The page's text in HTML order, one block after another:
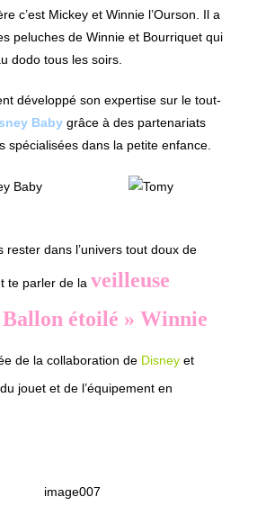
c’est Mickey et Winnie l’Ourson. Il a
peluches de Winnie et Bourriquet qui
dodo tous les soirs.
développé son expertise sur le tout-
Babygrâce à des partenariats
spécialisées dans la petite enfance.
rester dans l’univers tout doux de
te parler de laveilleuse
étoilé » Winnie
de la collaboration de Disney et
jouet et de l’équipement en